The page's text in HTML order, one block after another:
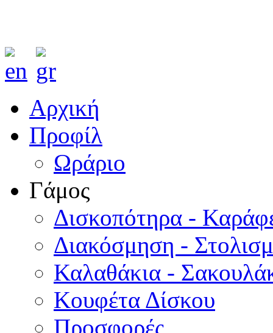
Αρχική
Προφίλ
Ωράριο
Γάμος
Δισκοπότηρα -
Διακόσμηση -
Καλαθάκια -
Κουφέτα Δίσκου
Προσφορές